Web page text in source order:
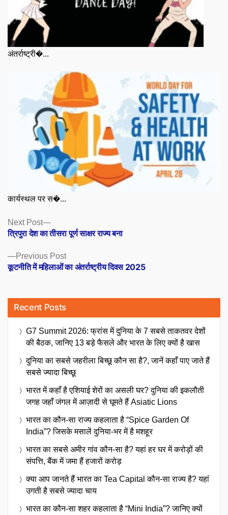
अंतर्राष्ट्री�...
कार्यस्थल पर स�...
Posts
navigation
Previous PostPrevious
post:
कूटनीति में महिलाओं का अंतर्राष्ट्रीय दिवस 2025
Next Post
Next
post:
त्रिपुरा देश का तीसरा पूर्ण साक्षर राज्य बना
Recent Posts
G7 Summit 2026: फ्रांस में दुनिया के 7 सबसे ताकतवर देशों
की बैठक, जानिए 13 बड़े फैसले और भारत के लिए क्यों है खास
दुनिया का सबसे जहरीला बिच्छू कौन सा है?, जानें कहाँ पाए जाते हैं
सबसे ज्यादा बिच्छू
भारत में कहाँ है एशियाई शेरों का असली घर? दुनिया की इकलौती
जगह जहाँ जंगल में आज़ादी से घूमते हैं Asiatic Lions
भारत का कौन-सा राज्य कहलाता है “Spice Garden Of
India”? जिसके मसालें दुनिया-भर में है मशहूर
भारत का सबसे अमीर गांव कौन-सा है? यहां हर घर में करोड़ों की
संपत्ति, बैंक में जमा हैं हजारों करोड़
क्या आप जानते हैं भारत का Tea Capital कौन-सा राज्य है? यहां
उगती है सबसे ज्यादा चाय
भारत का कौन-सा शहर कहलाता है “Mini India”? जानिए क्यों